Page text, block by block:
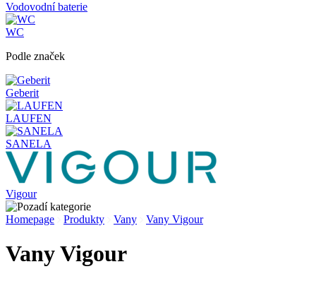
Vodovodní baterie
WC
Podle značek
Geberit
LAUFEN
SANELA
Vigour
Homepage Produkty Vany Vany Vigour
Vany Vigour